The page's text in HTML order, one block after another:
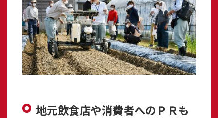
地元飲食店や消費者へのＰＲも